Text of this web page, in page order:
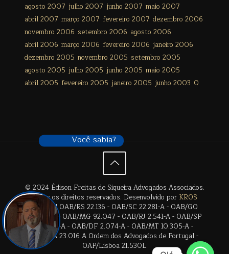
agosto 2007 julho 2007 junho 2007 maio 2007
abril 2007 março 2007 fevereiro 2007 dezembro 2006
novembro 2006 setembro 2006 agosto 2006
abril 2006 março 2006 fevereiro 2006 janeiro 2006
dezembro 2005 novembro 2005 setembro 2005
agosto 2005 julho 2005 junho 2005 maio 2005
abril 2005 fevereiro 2005 janeiro 2005 junho 2003 0
© 2024 Édison Freitas de Siqueira Advogados Associados.
Todos os direitos reservados. Desenvolvido por KROS
Digital . | OAB/RS 22.136 - OAB/SC 22.281-A - OAB/GO
28.659-A - OAB/MG 92.047 - OAB/RJ 2.541-A - OAB/SP
17.2838-A - OAB/DF 2.074-A - OAB/MT 10.305-A -
OAB/BA 23.016 A Ordem dos Advogados de Portugal -
OAP/Lisboa 21.530L
Você sabia?